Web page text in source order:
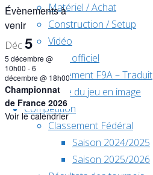
Matériel / Achat
Construction / Setup
Vidéo
Règlement officiel
Règlement F9A – Traduit
Règle du jeu en image
Compétition
Classement Fédéral
Saison 2024/2025
Saison 2025/2026
Évènements à
venir
Déc 5
5 décembre @
10h00 -6
décembre @ 18h00
Championnat
de France 2026
Voir le calendrier